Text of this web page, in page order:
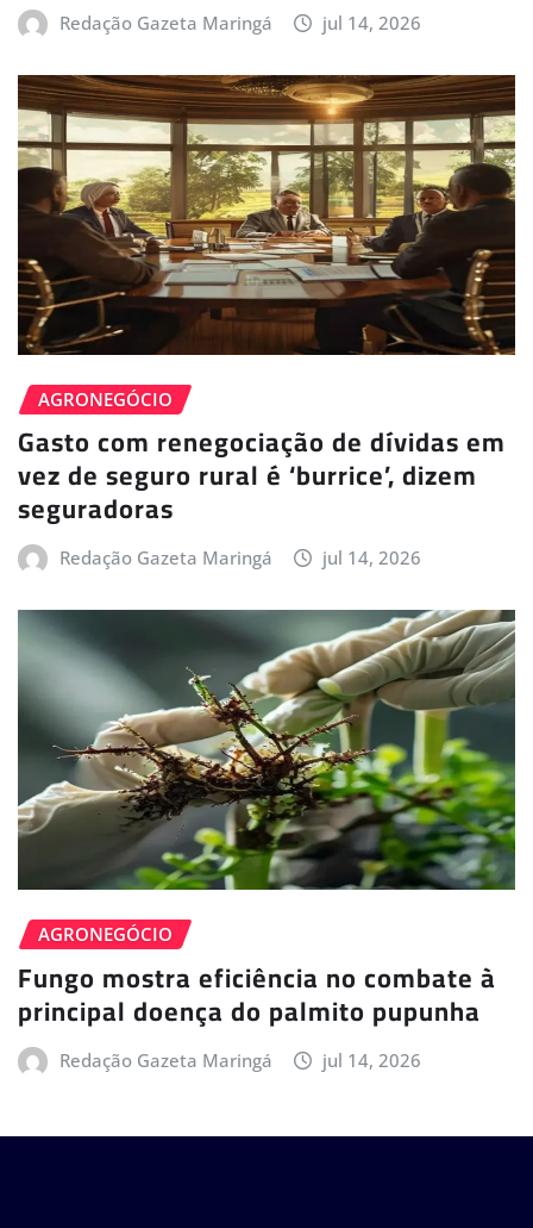
Redação Gazeta Maringá jul 14, 2026
AGRONEGÓCIO
Gasto com renegociação de dívidas em
vez de seguro rural é ‘burrice’, dizem
seguradoras
Redação Gazeta Maringá jul 14, 2026
AGRONEGÓCIO
Fungo mostra eficiência no combate à
principal doença do palmito pupunha
Redação Gazeta Maringá jul 14, 2026